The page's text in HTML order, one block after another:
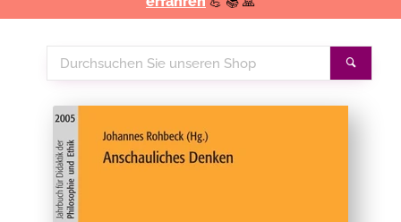
Durchsuchen
Sie
Shop